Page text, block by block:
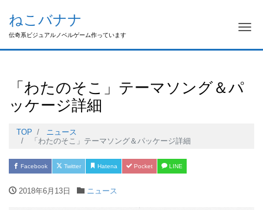
ねこバナナ
伝奇系ビジュアルノベルゲーム作っています
「わたのそこ」テーマソング＆パ
ッケージ詳細
TOP
ニュース
「わたのそこ」テーマソング＆パッケージ詳細
Facebook Twitter Hatena Pocket LINE
2018年6月13日 ニュース